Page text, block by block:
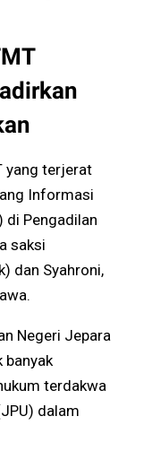
yang terjerat
Informasi
di Pengadilan
saksi
dan Syahroni,
Negeri Jepara
banyak
terdakwa
dalam